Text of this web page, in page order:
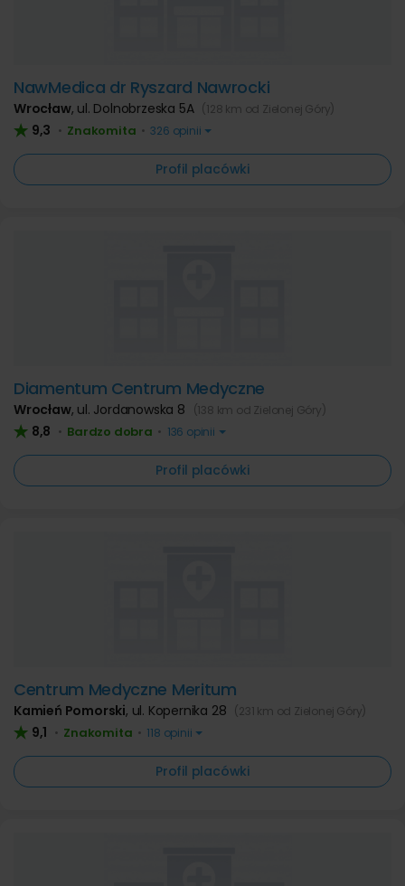
NawMedica dr Ryszard Nawrocki
Wrocław, ul. Dolnobrzeska 5A (128 km od Zielonej Góry)
9,3 • Znakomita • 326 opinii
Profil placówki
Diamentum Centrum Medyczne
Wrocław, ul. Jordanowska 8 (138 km od Zielonej Góry)
8,8 • Bardzo dobra • 136 opinii
Profil placówki
Centrum Medyczne Meritum
Kamień Pomorski, ul. Kopernika 28 (231 km od Zielonej Góry)
9,1 • Znakomita • 118 opinii
Profil placówki